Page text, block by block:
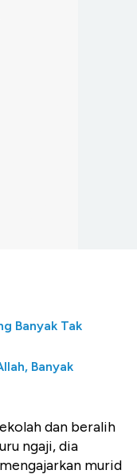
Banyak Tak
Banyak
dan beralih
ngaji, dia
murid